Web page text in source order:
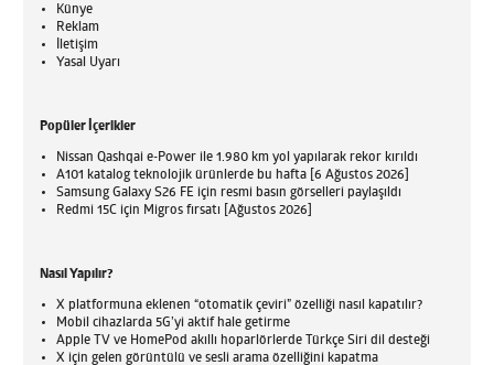
Künye
Reklam
İletişim
Yasal Uyarı
Popüler İçerikler
Nissan Qashqai e-Power ile 1.980 km yol yapılarak rekor kırıldı
A101 katalog teknolojik ürünlerde bu hafta [6 Ağustos 2026]
Samsung Galaxy S26 FE için resmi basın görselleri paylaşıldı
Redmi 15C için Migros fırsatı [Ağustos 2026]
Nasıl Yapılır?
X platformuna eklenen “otomatik çeviri” özelliği nasıl kapatılır?
Mobil cihazlarda 5G’yi aktif hale getirme
Apple TV ve HomePod akıllı hoparlörlerde Türkçe Siri dil desteği
X için gelen görüntülü ve sesli arama özelliğini kapatma